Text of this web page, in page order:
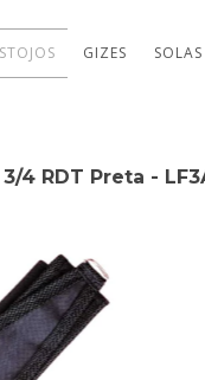
GIZES SOLAS
4 RDT Preta -